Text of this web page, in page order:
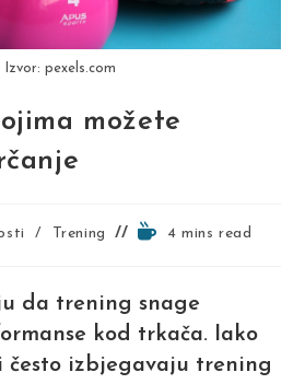
Izvor: pexels.com
možete
/ Trening
Reading4 mins read
da trening snage
kod trkača. Iako
često izbjegavaju trening